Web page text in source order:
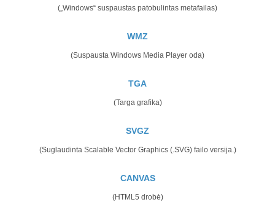
(„Windows“ suspaustas patobulintas metafailas)
WMZ
(Suspausta Windows Media Player oda)
TGA
(Targa grafika)
SVGZ
(Suglaudinta Scalable Vector Graphics (.SVG) failo versija.)
CANVAS
(HTML5 drobė)